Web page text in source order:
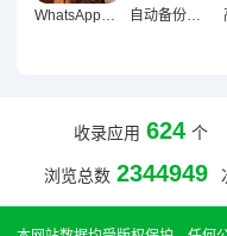
WhatsApp多设备同步终极指南，实现聊天无缝衔接 自动备份聊天记录守护信息完整终极指南
收录应用 624 个
浏览总数 2344949